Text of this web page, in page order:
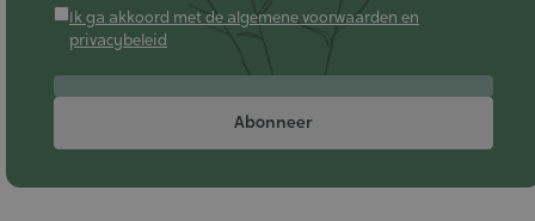
Ik ga akkoord met de algemene voorwaarden en
privacybeleid
Abonneer